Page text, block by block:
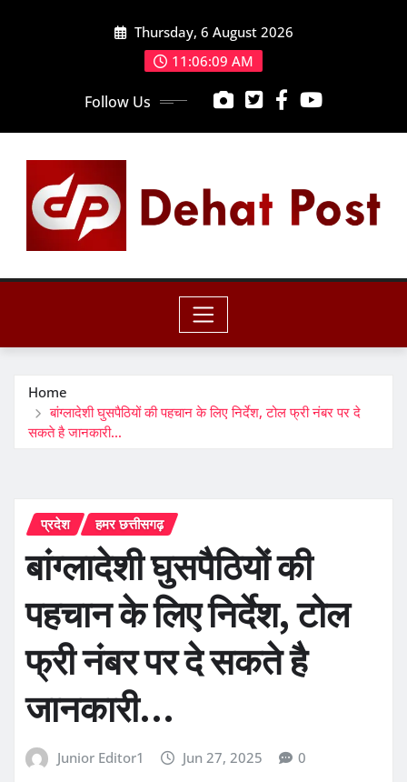
Thursday, 6 August 2026
11:06:10 AM
Follow Us
Home
बांग्लादेशी घुसपैठियों की पहचान के लिए निर्देश, टोल फ्री नंबर पर दे
सकते है जानकारी…
प्रदेश हमर छत्तीसगढ़
बांग्लादेशी घुसपैठियों की
पहचान के लिए निर्देश, टोल
फ्री नंबर पर दे सकते है
जानकारी…
Junior Editor1 Jun 27, 2025 0